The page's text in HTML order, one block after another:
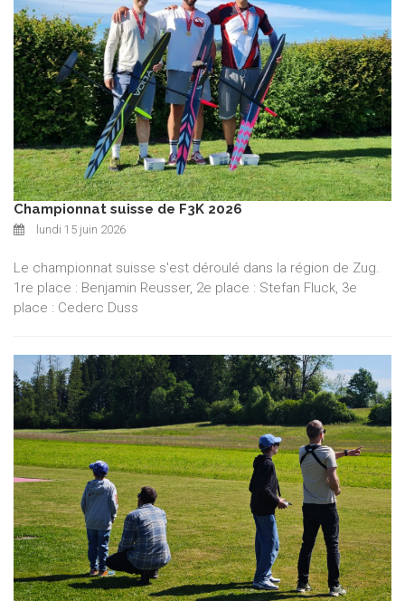
Championnat suisse de F3K 2026
lundi 15 juin 2026
Le championnat suisse s'est déroulé dans la région de Zug.
1re place : Benjamin Reusser, 2e place : Stefan Fluck, 3e
place : Cederc Duss